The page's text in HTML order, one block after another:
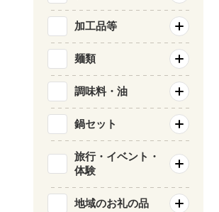
加工品等
麺類
調味料・油
鍋セット
旅行・イベント・
体験
地域のお礼の品